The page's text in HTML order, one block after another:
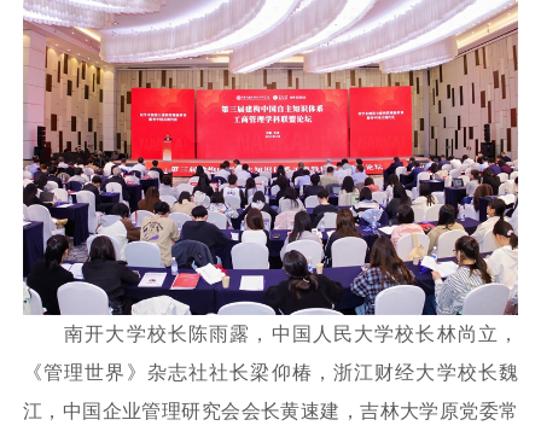
南开大学校长陈雨露，中国人民大学校长林尚立，
《管理世界》杂志社社长梁仰椿，浙江财经大学校长魏
江，中国企业管理研究会会长黄速建，吉林大学原党委常